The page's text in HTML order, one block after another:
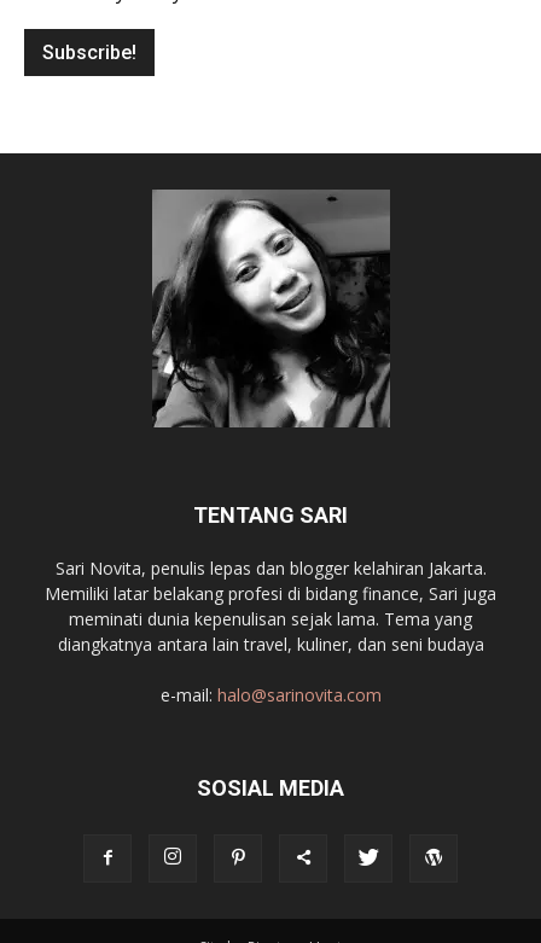
TENTANG SARI
Sari Novita, penulis lepas dan blogger kelahiran Jakarta.
Memiliki latar belakang profesi di bidang finance, Sari juga
meminati dunia kepenulisan sejak lama. Tema yang
diangkatnya antara lain travel, kuliner, dan seni budaya
e-mail: halo@sarinovita.com
SOSIAL MEDIA